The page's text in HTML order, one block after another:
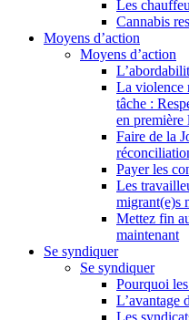
Les
Cannabis
Moyens d’action
Moyens d’action
La violence
tâche :
en première
Faire de la
Payer les
Les
migrant(e)s
Mettez fin
maintenant
Se syndiquer
Se syndiquer
Pourquoi
L’avantage